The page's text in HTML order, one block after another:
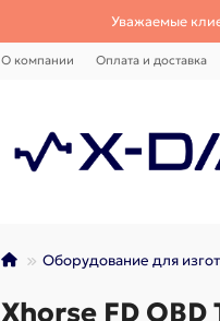
Уважаемые
О компании Оплата и доставка
Оборудование для
Xhorse FD OBD